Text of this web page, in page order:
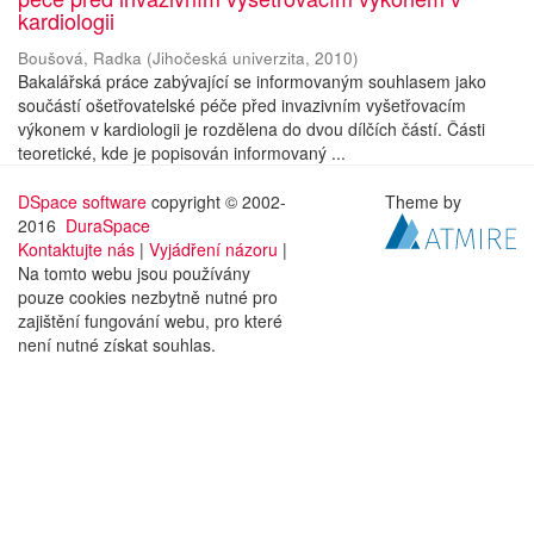
kardiologii
Boušová, Radka (Jihočeská univerzita, 2010)
Bakalářská práce zabývající se informovaným souhlasem jako
součástí ošetřovatelské péče před invazivním vyšetřovacím
výkonem v kardiologii je rozdělena do dvou dílčích částí. Části
teoretické, kde je popisován informovaný ...
DSpace software copyright © 2002-
2016 DuraSpace
Kontaktujte nás | Vyjádření názoru |
Na tomto webu jsou používány
pouze cookies nezbytně nutné pro
zajištění fungování webu, pro které
není nutné získat souhlas.
Theme by